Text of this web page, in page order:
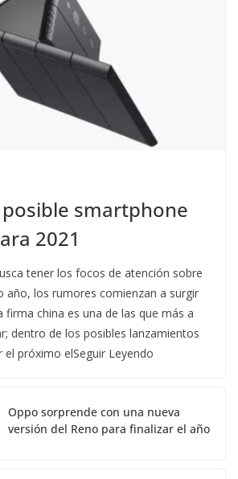
smartphone
2021
tener los focos de atención sobre
año, los rumores comienzan a surgir
firma china es una de las que más a
dentro de los posibles lanzamientos
el próximo elSeguir Leyendo
Oppo sorprende con una nueva
versión del Reno para finalizar el año